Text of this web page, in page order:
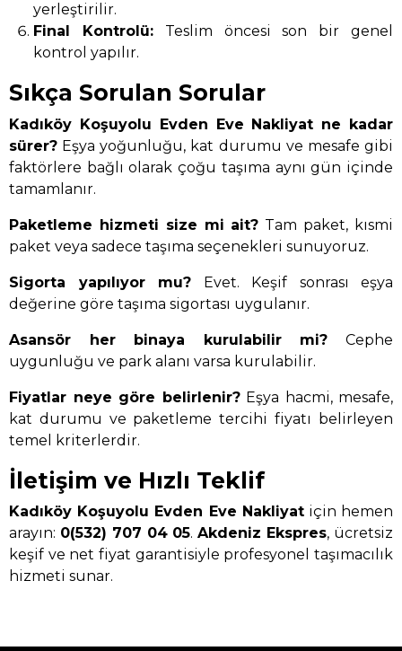
yerleştirilir.
Final Kontrolü: Teslim öncesi son bir genel
kontrol yapılır.
Sıkça Sorulan Sorular
Kadıköy Koşuyolu Evden Eve Nakliyat ne kadar
sürer? Eşya yoğunluğu, kat durumu ve mesafe gibi
faktörlere bağlı olarak çoğu taşıma aynı gün içinde
tamamlanır.
Paketleme hizmeti size mi ait? Tam paket, kısmi
paket veya sadece taşıma seçenekleri sunuyoruz.
Sigorta yapılıyor mu? Evet. Keşif sonrası eşya
değerine göre taşıma sigortası uygulanır.
Asansör her binaya kurulabilir mi? Cephe
uygunluğu ve park alanı varsa kurulabilir.
Fiyatlar neye göre belirlenir?Eşya hacmi, mesafe,
kat durumu ve paketleme tercihi fiyatı belirleyen
temel kriterlerdir.
İletişim ve Hızlı Teklif
Kadıköy Koşuyolu Evden Eve Nakliyatiçin hemen
arayın: 0(532) 707 04 05.Akdeniz Ekspres, ücretsiz
keşif ve net fiyat garantisiyle profesyonel taşımacılık
hizmeti sunar.